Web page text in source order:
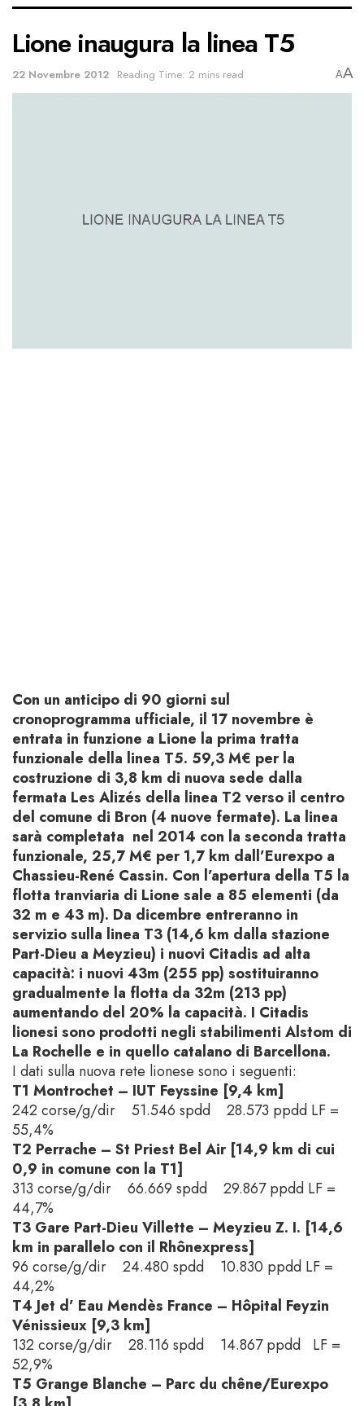
Lione inaugura la linea T5
22 Novembre 2012 Reading Time: 2 mins read AA
Con un anticipo di 90 giorni sul
cronoprogramma ufficiale, il 17 novembre è
entrata in funzione a Lione la prima tratta
funzionale della linea T5. 59,3 M€ per la
costruzione di 3,8 km di nuova sede dalla
fermata Les Alizés della linea T2 verso il centro
del comune di Bron (4 nuove fermate). La linea
sarà completata nel 2014 con la seconda tratta
funzionale, 25,7 M€ per 1,7 km dall’Eurexpo a
Chassieu-René Cassin. Con l’apertura della T5 la
flotta tranviaria di Lione sale a 85 elementi (da
32 m e 43 m). Da dicembre entreranno in
servizio sulla linea T3 (14,6 km dalla stazione
Part-Dieu a Meyzieu) i nuovi Citadis ad alta
capacità: i nuovi 43m (255 pp) sostituiranno
gradualmente la flotta da 32m (213 pp)
aumentando del 20% la capacità. I Citadis
lionesi sono prodotti negli stabilimenti Alstom di
La Rochelle e in quello catalano di Barcellona.
I dati sulla nuova rete lionese sono i seguenti:
T1 Montrochet – IUT Feyssine [9,4 km]
242 corse/g/dir 51.546 spdd 28.573 ppdd LF =
55,4%
T2 Perrache – St Priest Bel Air [14,9 km di cui
0,9 in comune con la T1]
313 corse/g/dir 66.669 spdd 29.867 ppdd LF =
44,7%
T3 Gare Part-Dieu Villette – Meyzieu Z. I. [14,6
km in parallelo con il Rhônexpress]
96 corse/g/dir 24.480 spdd 10.830 ppdd LF =
44,2%
T4 Jet d’ Eau Mendès France – Hôpital Feyzin
Vénissieux [9,3 km]
132 corse/g/dir 28.116 spdd 14.867 ppdd LF =
52,9%
T5 Grange Blanche – Parc du chêne/Eurexpo